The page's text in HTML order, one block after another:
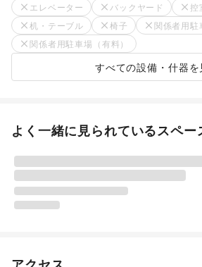
エレベーター
バックヤード 控
机・テーブル
椅子
関係者用駐
関係者用駐車場（有料）
すべての設備・什器を
よく一緒に見られているスペー